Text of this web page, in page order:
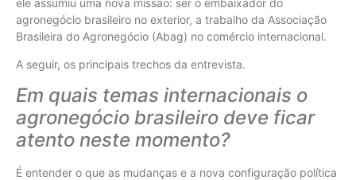
agronegócio brasileiro no exterior, a trabalho da Associação
Brasileira do Agronegócio (Abag) no comércio internacional.
A seguir, os principais trechos da entrevista.
Em quais temas internacionais o
agronegócio brasileiro deve ficar
atento neste momento?
É entender o que as mudanças e a nova configuração política